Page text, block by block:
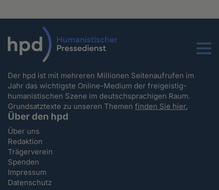
Menu
Der hpd ist mit mehreren Millionen Seitenaufrufen im
Jahr das wichtigste Online-Medium der freigeistig-
humanistischen Szene im deutschsprachigen Raum.
Grundsatztexte zu unseren Themenfinden Sie hier.
Über den hpd
Über uns
Redaktion
Trägerverein
Spenden
Impressum
Datenschutz